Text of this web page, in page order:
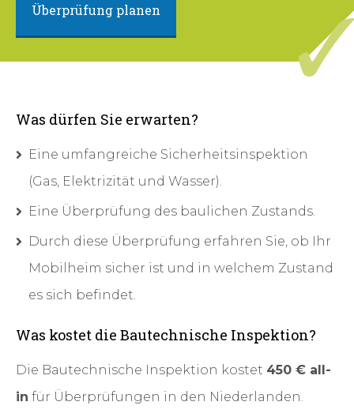
Überprüfung planen
Was dürfen Sie erwarten?
Eine umfangreiche Sicherheitsinspektion
(Gas, Elektrizität und Wasser).
Eine Überprüfung des baulichen Zustands.
Durch diese Überprüfung erfahren Sie, ob Ihr
Mobilheim sicher ist und in welchem Zustand
es sich befindet.
Was kostet die Bautechnische Inspektion?
Die Bautechnische Inspektion kostet 450 € all-
in für Überprüfungen in den Niederlanden.